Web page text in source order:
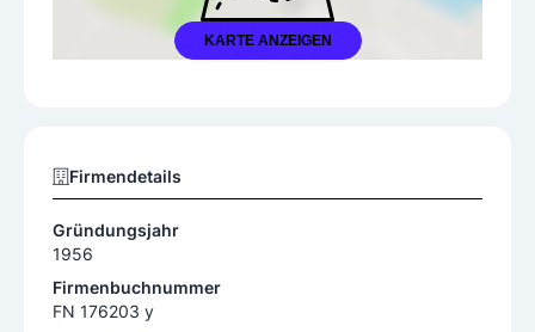
KARTE ANZEIGEN
Firmendetails
Gründungsjahr
1956
Firmenbuchnummer
FN 176203 y